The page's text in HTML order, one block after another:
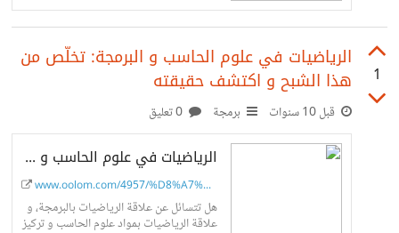
1
الرياضيات في علوم الحاسب و البرمجة: تخلّص من
هذا الشبح و اكتشف حقيقته
قبل 10 سنوات برمجة
الرياضيات في علوم الحاسب و البرمجة: تخلّص من هذا الشبح و اكتشف حقيقته
www.oolom.com/4957/%D8%A7%D9%8...
هل تتسائل عن علاقة الرياضيات بالبرمجة، و
علاقة الرياضيات بمواد علوم الحاسب و تركيز